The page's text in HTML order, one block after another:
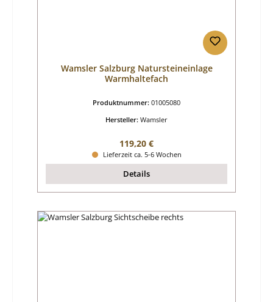
Wamsler Salzburg Natursteineinlage
Warmhaltefach
Produktnummer: 01005080
Hersteller: Wamsler
Regulärer Preis:
119,20 €
Lieferzeit ca. 5-6 Wochen
Details